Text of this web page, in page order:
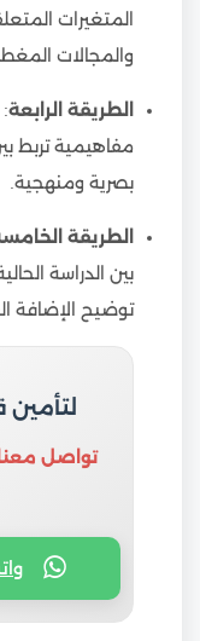
المتغيرات
والمجالات
الطريقة الرابعة
مفاهيمية تربط
بصرية ومنهجية.
الطريقة
بين الدراسة
توضيح الإضافة
تواصل معنا